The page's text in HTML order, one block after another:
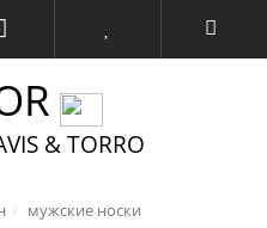
& TORRO
мужские носки